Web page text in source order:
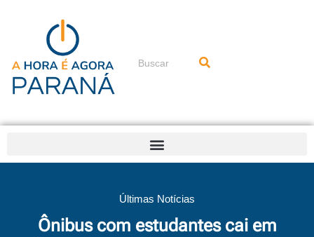
conteúdo
Pesquisar
Últimas Notícias
Ônibus com estudantes cai em